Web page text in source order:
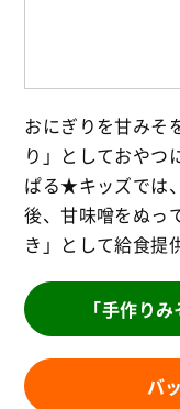
おにぎりを甘みそ
り」としておやつ
ぱる★キッズでは
後、甘味噌をぬっ
き」として給食提
「手作り
バ